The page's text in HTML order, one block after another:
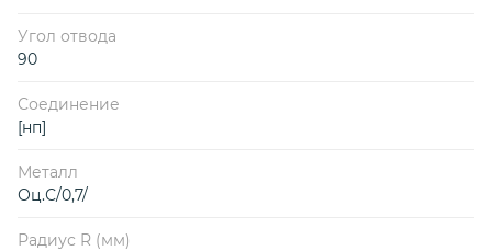
Угол отвода
90
Соединение
[нп]
Металл
Оц.С/0,7/
Радиус R (мм)